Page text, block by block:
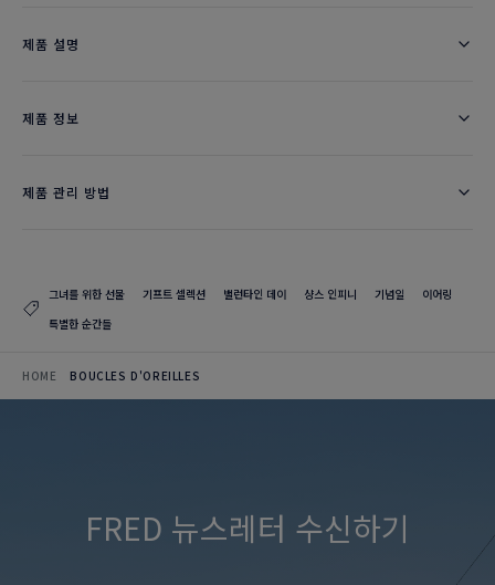
제품 설명
제품 정보
제품 관리 방법
그녀를 위한 선물 기프트 셀렉션 밸런타인 데이 샹스 인피니 기념일
이어링
특별한 순간들
HOME BOUCLES D'OREILLES
FRED 뉴스레터 수신하기